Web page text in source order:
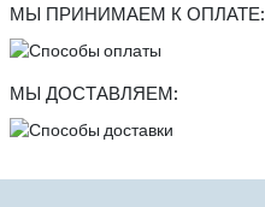
МЫ ПРИНИМАЕМ К ОПЛАТЕ:
МЫ ДОСТАВЛЯЕМ: